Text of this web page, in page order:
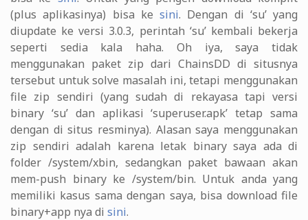
(plus aplikasinya) bisa ke sini. Dengan di ‘su’ yang
diupdate ke versi 3.0.3, perintah ‘su’ kembali bekerja
seperti sedia kala haha. Oh iya, saya tidak
menggunakan paket zip dari ChainsDD di situsnya
tersebut untuk solve masalah ini, tetapi menggunakan
file zip sendiri (yang sudah di rekayasa tapi versi
binary ‘su’ dan aplikasi ‘superuser.apk’ tetap sama
dengan di situs resminya). Alasan saya menggunakan
zip sendiri adalah karena letak binary saya ada di
folder /system/xbin, sedangkan paket bawaan akan
mem-push binary ke /system/bin. Untuk anda yang
memiliki kasus sama dengan saya, bisa download file
binary+app nya di sini.